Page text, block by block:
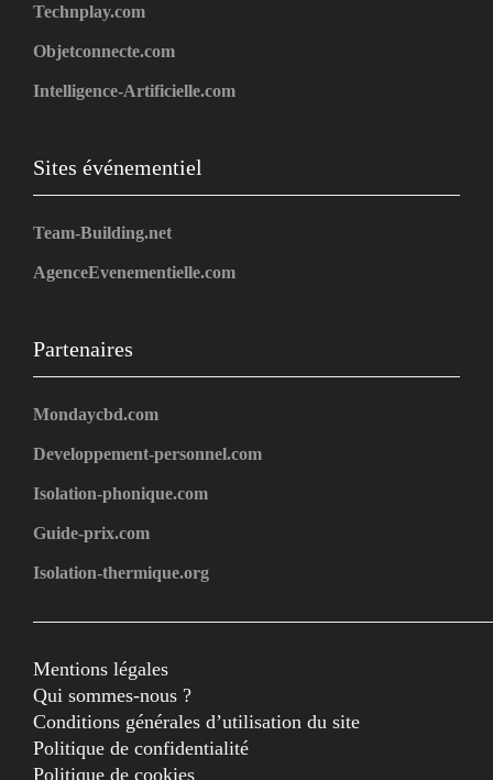
Technplay.com
Objetconnecte.com
Intelligence-Artificielle.com
Sites événementiel
Team-Building.net
AgenceEvenementielle.com
Partenaires
Mondaycbd.com
Developpement-personnel.com
Isolation-phonique.com
Guide-prix.com
Isolation-thermique.org
Mentions légales
Qui sommes-nous ?
Conditions générales d’utilisation du site
Politique de confidentialité
Politique de cookies